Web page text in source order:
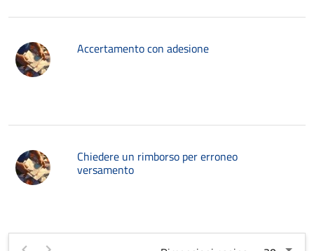
Accertamento con adesione
Chiedere un rimborso per erroneo
versamento